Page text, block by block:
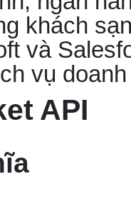
khách
và
vụ
API